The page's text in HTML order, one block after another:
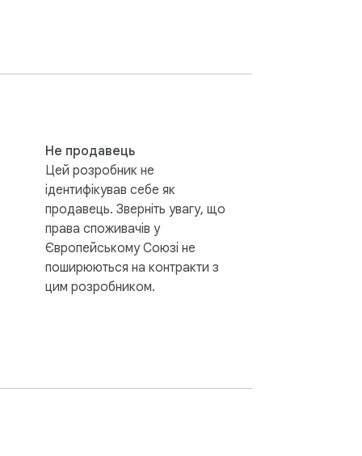
значення, напрямок тренду,
діапазони, які допомагають вам
Не продавець
Цей розробник не
ідентифікував себе як
продавець. Зверніть увагу, що
права споживачів у
Європейському Союзі не
поширюються на контракти з
цим розробником.